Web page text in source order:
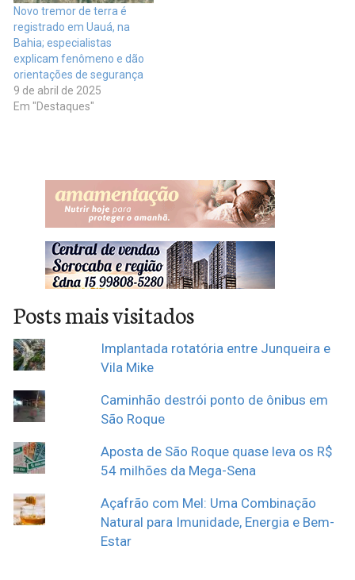
Novo tremor de terra é
registrado em Uauá, na
Bahia; especialistas
explicam fenômeno e dão
orientações de segurança
9 de abril de 2025
Em "Destaques"
Posts mais visitados
Implantada rotatória entre Junqueira e
Vila Mike
Caminhão destrói ponto de ônibus em
São Roque
Aposta de São Roque quase leva os R$
54 milhões da Mega-Sena
Açafrão com Mel: Uma Combinação
Natural para Imunidade, Energia e Bem-
Estar